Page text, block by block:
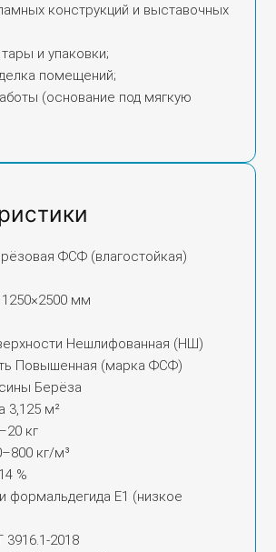
конструкций и выставочных
и упаковки;
помещений;
(основание под мягкую
ФСФ (влагостойкая)
мм
Нешлифованная (НШ)
Повышенная (марка ФСФ)
Берёза
3,125 м²
кг
кг/м³
%
формальдегида E1 (низкое
3916.1-2018